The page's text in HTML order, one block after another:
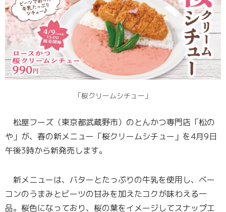
「桜クリームシチュー」
松屋フーズ（東京都武蔵野市）のとんかつ専門店「松の
や」が、春の新メニュー「桜クリームシチュー」を4月9日
午後3時から新発売します。
新メニューは、バターとたっぷりの牛乳を使用し、ベー
コンのうまみとビーツの甘みを加えたコクが味わえる一
品。桜色になっており、桜の葉をイメージしてスナップエ